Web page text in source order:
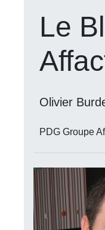
Le
Olivier
PDG Groupe